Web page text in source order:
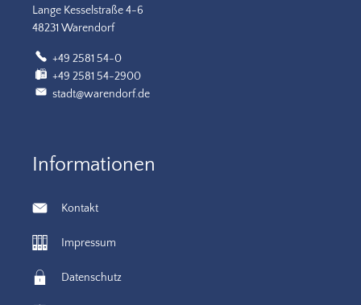
Lange Kesselstraße 4-6
48231 Warendorf
+49 2581 54-0
+49 2581 54-2900
stadt@warendorf.de
Informationen
Kontakt
Impressum
Datenschutz